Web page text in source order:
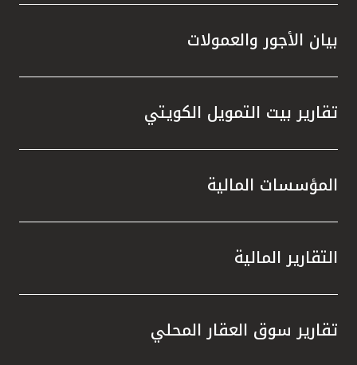
بيان الأجور والعمولات
تقارير بيت التمويل الكويتي
المؤسسات المالية
التقارير المالية
تقارير سوق العقار المحلي